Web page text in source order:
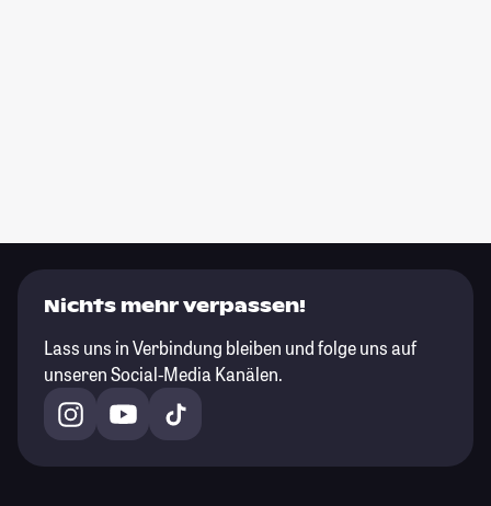
Nichts mehr verpassen!
Lass uns in Verbindung bleiben und folge uns auf
unseren Social-Media Kanälen.